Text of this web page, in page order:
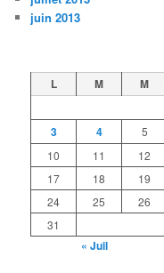
juin 2013
L M M
3
4 5
10
11 12
17
18 19
24
25 26
31
« Juil